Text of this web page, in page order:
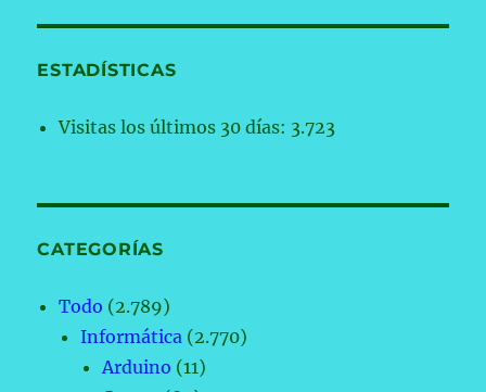
ESTADÍSTICAS
Visitas los últimos 30 días: 3.723
CATEGORÍAS
Todo (2.789)
Informática (2.770)
Arduino (11)